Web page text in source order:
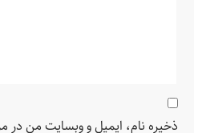
ذخیره نام، ایمیل و وبسایت من در